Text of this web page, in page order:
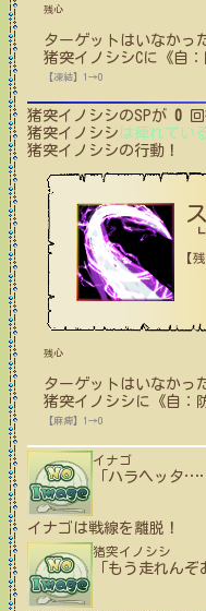
残心
ターゲットはいなかっ
猪突イノシシCに 《自
【凍結】1→0
猪突イノシシのSPが 0
猪突イノシシ は痺れてい
猪突イノシシの行動！
┗
【
残心
ターゲットはいなかっ
猪突イノシシ に 《自：
【麻痺】1→0
イナゴ
「ハラヘッタ…
イナゴは戦線を離脱！
猪突イノシシ
「もう走れんぞ